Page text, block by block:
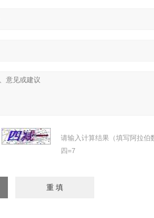
请输入计算结果（填写阿拉伯
四=7